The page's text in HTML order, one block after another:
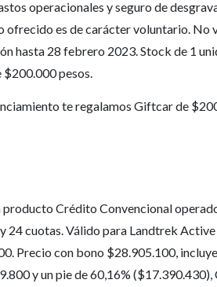
operacionales y seguro de
ofrecido es de carácter voluntario. No
hasta 28 febrero 2023. Stock de 1
$200.000 pesos.
te regalamos Giftcar de
Crédito Convencional
y 24 cuotas. Válido para Landtrek
Precio con bono $28.905.100,
y un pie de 60,16%